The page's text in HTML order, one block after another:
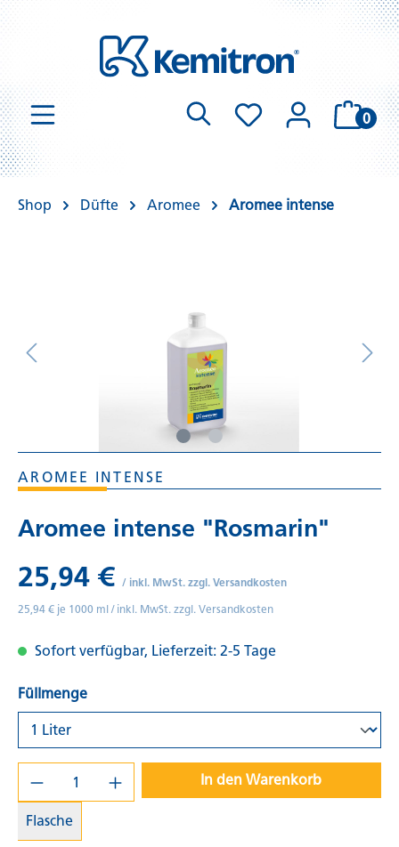
0
Shop Düfte Aromee Aromee intense
AROMEE INTENSE
Aromee intense "Rosmarin"
25,94 € / inkl. MwSt. zzgl. Versandkosten
25,94 € je 1000 ml / inkl. MwSt. zzgl. Versandkosten
Sofort verfügbar, Lieferzeit: 2-5 Tage
Füllmenge
Flasche
In den Warenkorb